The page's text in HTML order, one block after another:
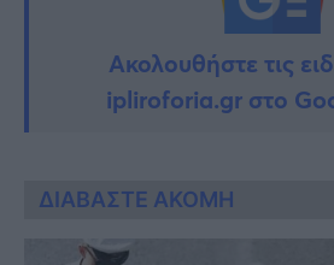
Ακολουθήστε τις
ipliroforia.gr στο
ΔΙΑΒΑΣΤΕ ΑΚΟΜΗ